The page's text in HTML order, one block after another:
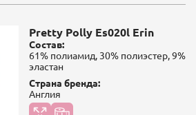
Pretty Polly Es020l Erin
Состав:
61% полиамид, 30% полиэстер, 9%
эластан
Страна бренда:
Англия